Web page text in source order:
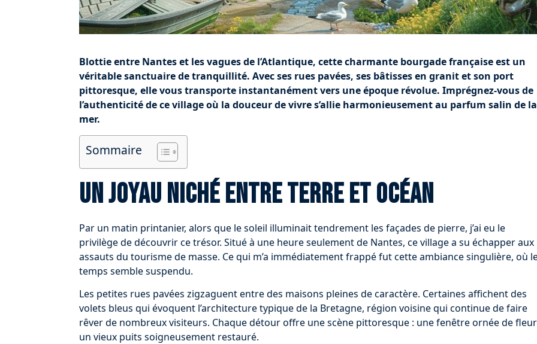
Blottie entre Nantes et les vagues de l’Atlantique, cette charmante bourgade française est un
véritable sanctuaire de tranquillité. Avec ses rues pavées, ses bâtisses en granit et son port
pittoresque, elle vous transporte instantanément vers une époque révolue. Imprégnez-vous de
l’authenticité de ce village où la douceur de vivre s’allie harmonieusement au parfum salin de la
mer.
Sommaire
Un joyau niché entre terre et océan
Par un matin printanier, alors que le soleil illuminait tendrement les façades de pierre, j’ai eu le
privilège de découvrir ce trésor. Situé à une heure seulement de Nantes, ce village a su échapper aux
assauts du tourisme de masse. Ce qui m’a immédiatement frappé fut cette ambiance singulière, où
temps semble suspendu.
Les petites rues pavées zigzaguent entre des maisons pleines de caractère. Certaines affichent des
volets bleus qui évoquent l’architecture typique de la Bretagne, région voisine qui continue de faire
rêver de nombreux visiteurs. Chaque détour offre une scène pittoresque : une fenêtre ornée de
un vieux puits soigneusement restauré.